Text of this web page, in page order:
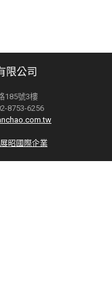
限公司
185號3樓
8753-6256
展昭國際企業